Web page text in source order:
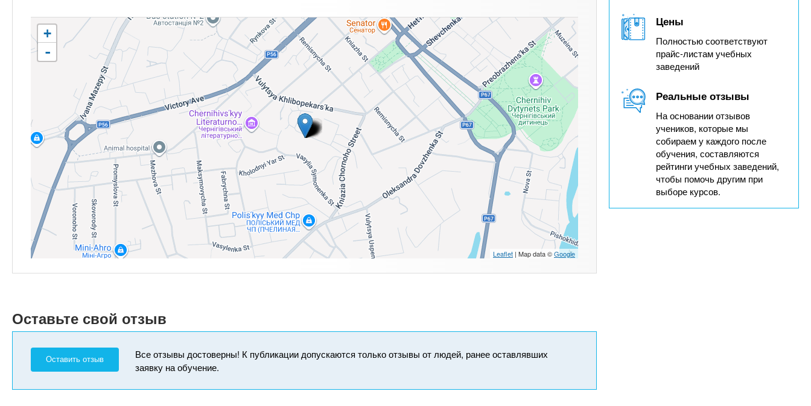
+
-
Leaflet | Map data ©Google
Оставьте свой отзыв
Оставить отзыв
Все отзывы достоверны! К публикации допускаются только отзывы от людей, ранее оставлявших
заявку на обучение.
Цены
Полностью соответствуют
прайс-листам учебных
заведений
Реальные отзывы
На основании отзывов
учеников, которые мы
собираем у каждого после
обучения, составляются
рейтинги учебных заведений,
чтобы помочь другим при
выборе курсов.